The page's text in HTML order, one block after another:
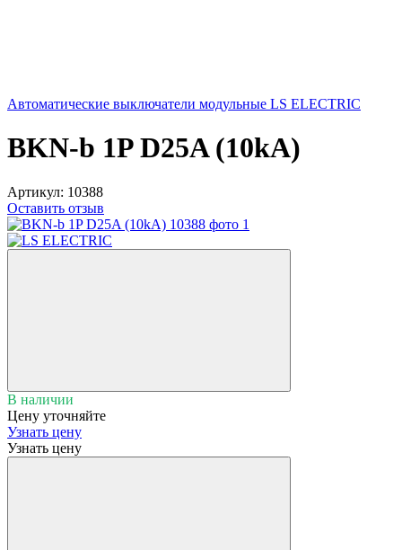
Автоматические выключатели модульные LS ELECTRIC
BKN-b 1P D25A (10kA)
Артикул: 10388
Оставить отзыв
В наличии
Цену уточняйте
Узнать цену
Узнать цену